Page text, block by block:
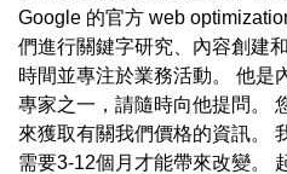
Google 的官方 web
們進行關鍵字研究、內容創建
時間並專注於業務活動。 他是
專家之一，請隨時向他提問。
來獲取有關我們價格的資訊。
需要3-12個月才能帶來改變。